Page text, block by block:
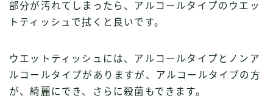
部分が汚れてしまったら、アルコールタイプのウエッ
トティッシュで拭くと良いです。
ウエットティッシュには、アルコールタイプとノンア
ルコールタイプがありますが、アルコールタイプの方
が、綺麗にでき、さらに殺菌もできます。